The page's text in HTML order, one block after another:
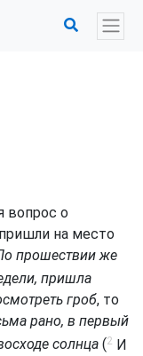
вопрос о
на место
прошествии же
пришла
гроб, то
рано, в первый
солнца (2 И